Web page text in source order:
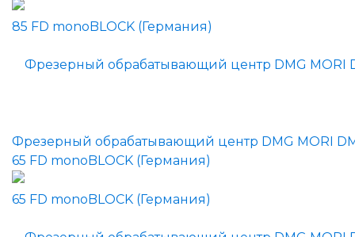
Фрезерный обрабатывающий центр DMG MORI
65 FD monoBLOCK (Германия)